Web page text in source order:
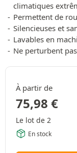
climatiques
Permettent de
Silencieuses et
Lavables en
Ne perturbent pas
À partir de
75,98 €
Le lot de 2
En stock